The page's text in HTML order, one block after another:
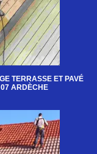
TERRASSE ET PAVÉ
07 ARDÈCHE